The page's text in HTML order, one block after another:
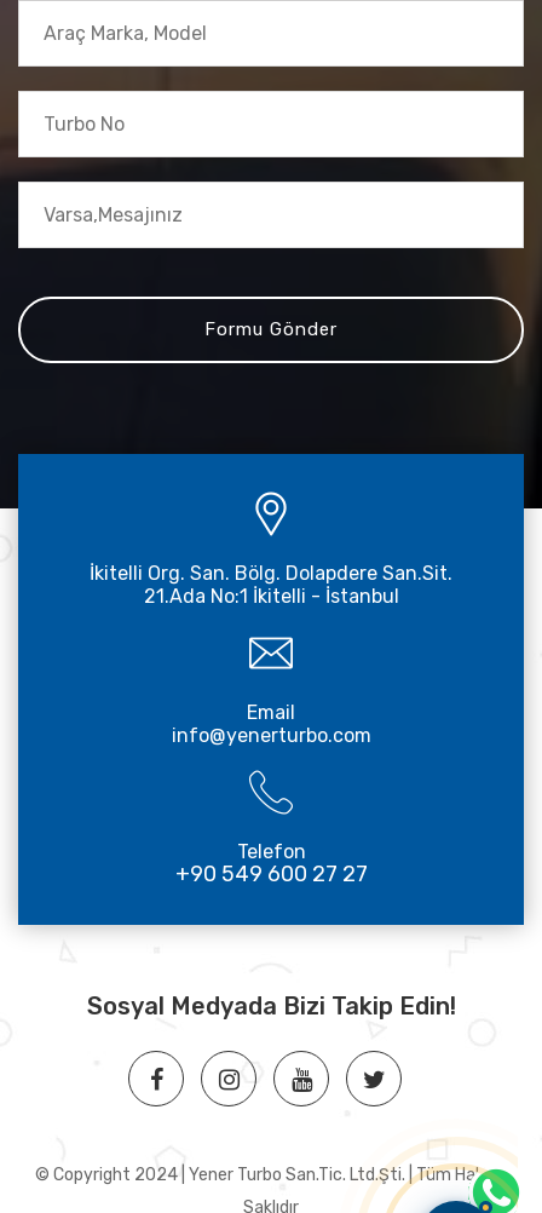
İkitelli Org. San. Bölg. Dolapdere San.Sit.
21.Ada No:1 İkitelli - İstanbul
Email
info@yenerturbo.com
Telefon
+90 549 600 27 27
Sosyal Medyada Bizi Takip Edin!
© Copyright 2024 | Yener Turbo San.Tic. Ltd.Şti. | Tüm Hakları
Saklıdır